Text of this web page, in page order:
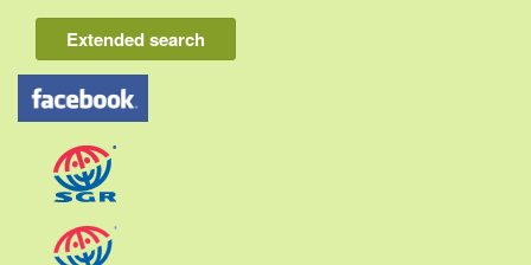
Flores & Komodo
Other Sunda islands
Java
Kalimantan
Moluccas
Papua
Extended search